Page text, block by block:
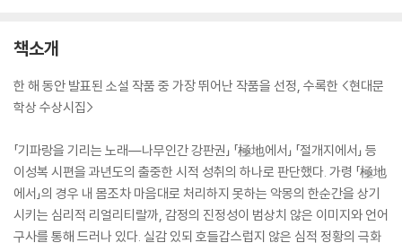
책소개
한 해 동안 발표된 소설 작품 중 가장 뛰어난 작품을 선정, 수록한 <현대문
학상 수상시집>
「기파랑을 기리는 노래―나무인간 강판권」 「極地에서」 「절개지에서」 등
이성복 시편을 과년도의 출중한 시적 성취의 하나로 판단했다. 가령 「極地
에서」의 경우 내 몸조차 마음대로 처리하지 못하는 악몽의 한순간을 상기
시키는 심리적 리얼리티랄까, 감정의 진정성이 범상치 않은 이미지와 언어
구사를 통해 드러나 있다. 실감 있되 호들갑스럽지 않은 심적 정황의 극화